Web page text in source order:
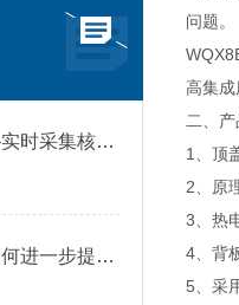
​光伏环境监测仪作用—实时采集核心环境参数，提前规避光伏设备受损隐患
光伏电站的发电效率如何进一步提升？光伏环境监测仪实时监测关键气象数据
问题。
高集成
二、
1、顶
2、原
3、热
4、背
5、采